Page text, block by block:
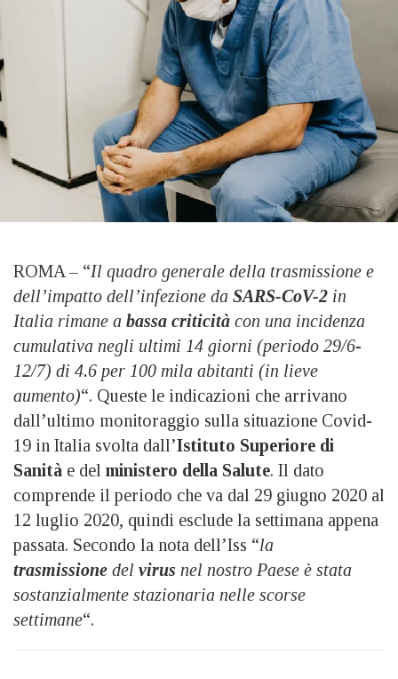
ROMA – “Il quadro generale della trasmissione e
dell’impatto dell’infezione da SARS-CoV-2 in
Italia rimane a bassa criticità con una incidenza
cumulativa negli ultimi 14 giorni (periodo 29/6-
12/7) di 4.6 per 100 mila abitanti (in lieve
aumento)“. Queste le indicazioni che arrivano
dall’ultimo monitoraggio sulla situazione Covid-
19 in Italia svolta dall’Istituto Superiore di
Sanità e del ministero della Salute. Il dato
comprende il periodo che va dal 29 giugno 2020 al
12 luglio 2020, quindi esclude la settimana appena
passata. Secondo la nota dell’Iss “la
trasmissione del virus nel nostro Paese è stata
sostanzialmente stazionaria nelle scorse
settimane“.